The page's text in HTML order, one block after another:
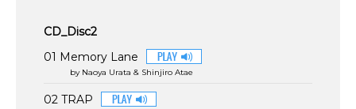
CD_Disc2
01 Memory Lane
by Naoya Urata & Shinjiro Atae
02 TRAP